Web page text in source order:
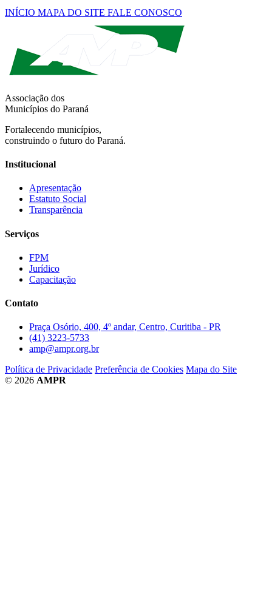
INÍCIO MAPA DO SITE FALE CONOSCO
Associação dos
Municípios do Paraná
Fortalecendo municípios,
construindo o futuro do Paraná.
Institucional
Apresentação
Estatuto Social
Transparência
Serviços
FPM
Jurídico
Capacitação
Contato
Praça Osório, 400, 4º andar, Centro, Curitiba - PR
(41) 3223-5733
amp@ampr.org.br
Política de Privacidade Preferência de Cookies Mapa do Site
© 2026 AMPR